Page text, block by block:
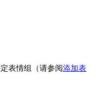
表情组（请参阅添加表